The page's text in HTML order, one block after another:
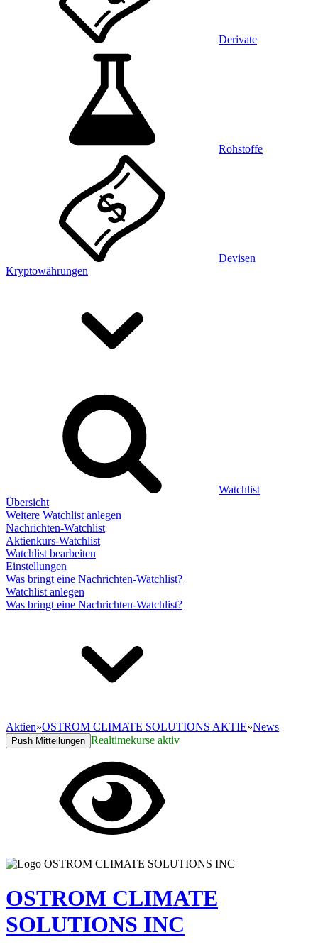
Derivate
Rohstoffe
Devisen
Kryptowährungen
Watchlist
Übersicht
Weitere Watchlist anlegen
Nachrichten-Watchlist
Aktienkurs-Watchlist
Watchlist bearbeiten
Einstellungen
Was bringt eine Nachrichten-Watchlist?
Watchlist anlegen
Was bringt eine Nachrichten-Watchlist?
Aktien»OSTROM CLIMATE SOLUTIONS AKTIE»News
Push Mitteilungen Realtimekurse aktiv
OSTROM CLIMATE
SOLUTIONS INC